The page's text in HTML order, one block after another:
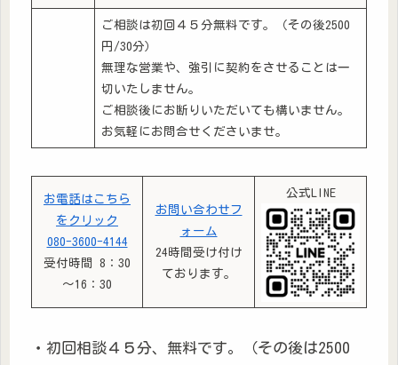
ご相談は初回４５分無料です。（その後2500
円/30分）
無理な営業や、強引に契約をさせることは一
切いたしません。
ご相談後にお断りいただいても構いません。
お気軽にお問合せくださいませ。
お電話はこちら
をクリック
080-3600-4144
受付時間 8：30
～16：30
お問い合わせフ
ォーム
24時間受け付け
ております。
公式LINE
・初回相談４５分、無料です。（その後は2500